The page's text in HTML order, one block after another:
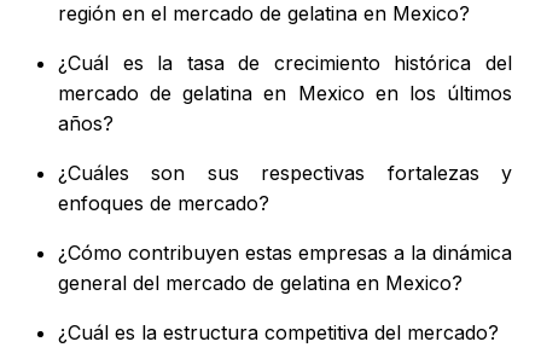
región en el mercado de gelatina en Mexico?
¿Cuál es la tasa de crecimiento histórica del
mercado de gelatina en Mexico en los últimos
años?
¿Cuáles son sus respectivas fortalezas y
enfoques de mercado?
¿Cómo contribuyen estas empresas a la dinámica
general del mercado de gelatina en Mexico?
¿Cuál es la estructura competitiva del mercado?